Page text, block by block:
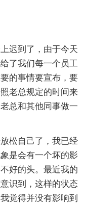
迟到了，由于今天
了我们每一个员工
的事情要宣布，要
老总规定的时间来
总和其他同事做一
松自己了，我已经
是会有一个坏的影
好的头。最近我的
识到，这样的状态
觉得并没有影响到